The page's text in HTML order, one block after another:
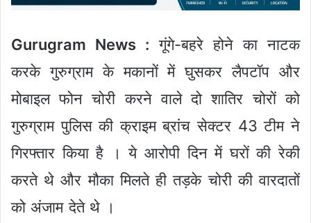
Gurugram News : गूंगे-बहरे होने का नाटक
करके गुरुग्राम के मकानों में घुसकर लैपटॉप और
मोबाइल फोन चोरी करने वाले दो शातिर चोरों को
गुरुग्राम पुलिस की क्राइम ब्रांच सेक्टर 43 टीम ने
गिरफ्तार किया है । ये आरोपी दिन में घरों की रेकी
करते थे और मौका मिलते ही तड़के चोरी की वारदातों
को अंजाम देते थे ।